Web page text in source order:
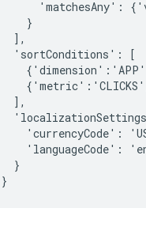
'matchesAny':
    }
  ],
  'sortConditions': [
  ],
'currencyCode':
'languageCode':
  }